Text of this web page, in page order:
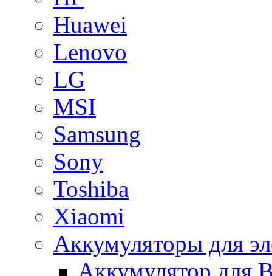
Huawei
Lenovo
LG
MSI
Samsung
Sony
Toshiba
Xiaomi
Аккумуляторы для
Аккумулятор для